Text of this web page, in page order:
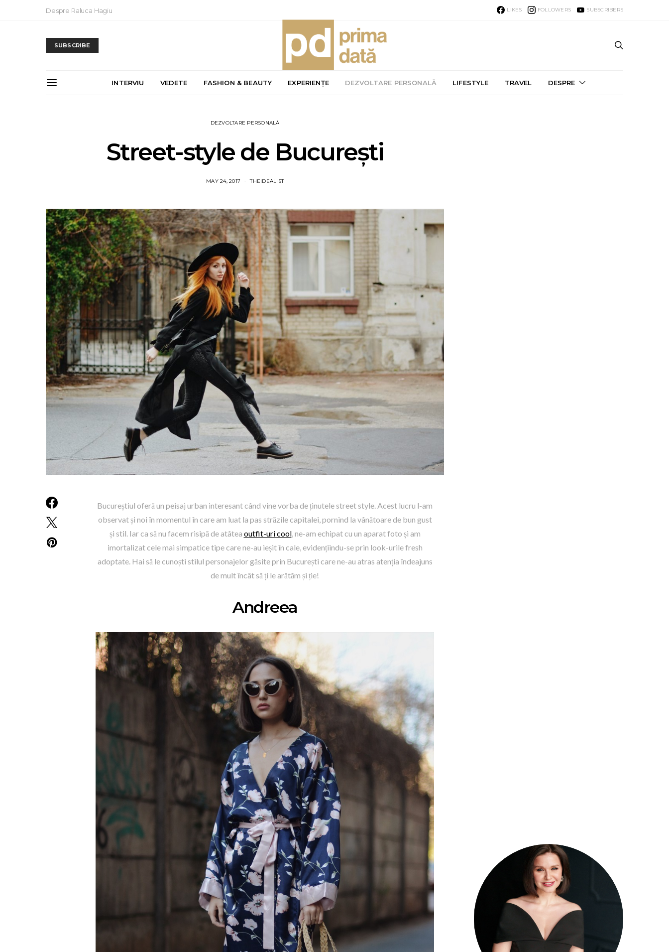
Despre Raluca Hagiu LIKES FOLLOWERS SUBSCRIBERS
SUBSCRIBE
INTERVIU VEDETE FASHION & BEAUTY EXPERIENȚE DEZVOLTARE PERSONALĂ LIFESTYLE TRAVEL DESPRE
DEZVOLTARE PERSONALĂ
Street-style de București
MAY 24, 2017 THEIDEALIST
Bucureștiul oferă un peisaj urban interesant când vine vorba de ținutele street style. Acest lucru l-am
observat și noi în momentul în care am luat la pas străzile capitalei, pornind la vânătoare de bun gust
și stil. Iar ca să nu facem risipă de atâtea outfit-uri cool, ne-am echipat cu un aparat foto și am
imortalizat cele mai simpatice tipe care ne-au ieșit în cale, evidențiindu-se prin look-urile fresh
adoptate. Hai să le cunoști stilul personajelor găsite prin București care ne-au atras atenția îndeajuns
de mult încât să ți le arătăm și ție!
Andreea